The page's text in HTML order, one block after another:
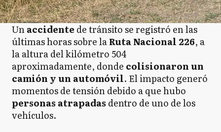
Unaccidente de tránsito se registró en las
últimas horas sobre laRuta Nacional 226, a
la altura del kilómetro 504
aproximadamente, donde colisionaron un
camión y un automóvil. El impacto generó
momentos de tensión debido a que hubo
personas atrapadas dentro de uno de los
vehículos.